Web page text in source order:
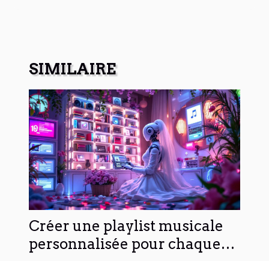
SIMILAIRE
Créer une playlist musicale
personnalisée pour chaque